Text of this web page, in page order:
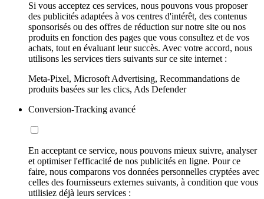
Si vous acceptez ces services, nous pouvons vous proposer
des publicités adaptées à vos centres d'intérêt, des contenus
sponsorisés ou des offres de réduction sur notre site ou nos
produits en fonction des pages que vous consultez et de vos
achats, tout en évaluant leur succès. Avec votre accord, nous
utilisons les services tiers suivants sur ce site internet :
Meta-Pixel, Microsoft Advertising, Recommandations de
produits basées sur les clics, Ads Defender
Conversion-Tracking avancé
En acceptant ce service, nous pouvons mieux suivre, analyser
et optimiser l'efficacité de nos publicités en ligne. Pour ce
faire, nous comparons vos données personnelles cryptées avec
celles des fournisseurs externes suivants, à condition que vous
utilisiez déjà leurs services :